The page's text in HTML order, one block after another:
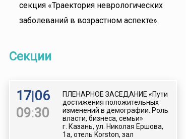
секция «Траектория неврологических
заболеваний в возрастном аспекте».
Секции
17|06
09:30
ПЛЕНАРНОЕ ЗАСЕДАНИЕ «Пути
достижения положительных
изменений в демографии. Роль
власти, бизнеса, семьи»
г. Казань, ул. Николая Ершова,
1а, отель Korston, зал